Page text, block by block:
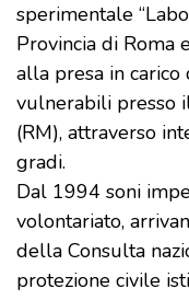
sperimentale
Provincia di Roma
alla presa in
vulnerabili presso
(RM), attraverso
gradi.
Dal 1994 soni
volontariato,
della Consulta
protezione civile